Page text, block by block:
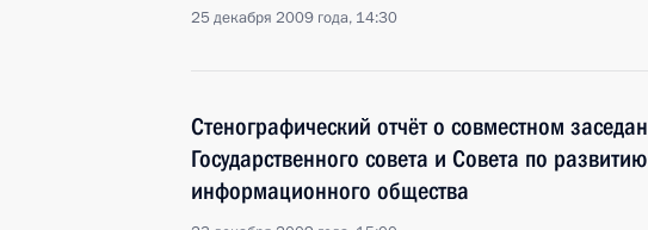
25 декабря 2009 года, 14:30
Стенографический отчёт о совместном
Государственного совета и Совета по развитию
информационного общества